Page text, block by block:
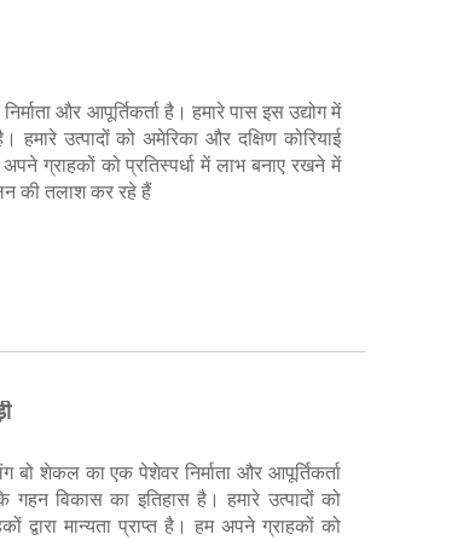
और आपूर्तिकर्ता है। हमारे पास इस उद्योग में
उत्पादों को अमेरिका और दक्षिण कोरियाई
अपने ग्राहकों को प्रतिस्पर्धा में लाभ बनाए रखने में
की तलाश कर रहे हैं
शेकल का एक पेशेवर निर्माता और आपूर्तिकर्ता
विकास का इतिहास है। हमारे उत्पादों को
द्वारा मान्यता प्राप्त है। हम अपने ग्राहकों को